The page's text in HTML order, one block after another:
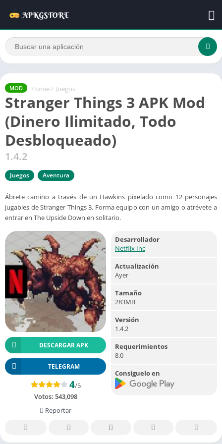
MOD Home / Juegos
Stranger Things 3 APK Mod
(Dinero Ilimitado, Todo
Desbloqueado)
1.4.2
Juegos Aventura
Ábrete camino a través de un Hawkins pixelado como 12 personajes
jugables de Stranger Things 3. Forma equipo con un amigo o atrévete a
entrar en The Upside Down en solitario.
DESCARGAR APK
TELEGRAM
4/5
Votos: 543,098
Reportar
Desarrollador
Netflix Inc
Actualización
Ayer
Tamaño
283MB
Versión
1.4.2
Requerimientos
8.0
Consíguelo en